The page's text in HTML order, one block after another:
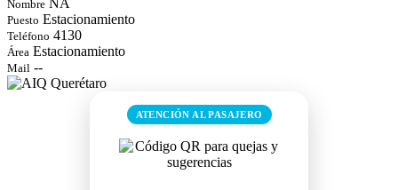
Nombre NA
Puesto Estacionamiento
Teléfono 4130
Área Estacionamiento
Mail --
ATENCIÓN AL PASAJERO